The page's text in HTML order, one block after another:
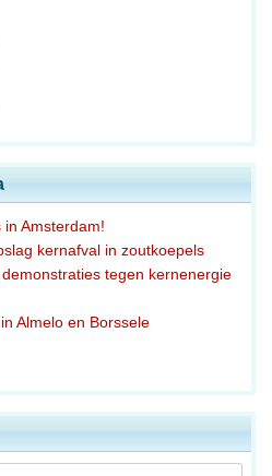
Amsterdam!
kernafval in zoutkoepels
tegen kernenergie
Almelo en Borssele